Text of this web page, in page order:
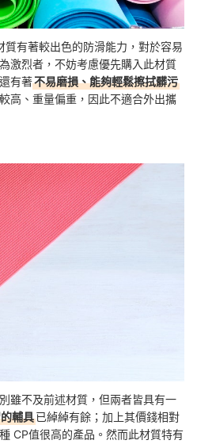
質有著較出色的防滑能力，對於容易
激烈者，不妨考慮優先購入此材質
有著不易磨損、能夠輕鬆擦拭髒污
高、重量偏重，因此不適合外出攜
雖不及前述材質，但兩者皆具有一
輔具已綽綽有餘；加上其價錢相對
CP值很高的產品。然而此材質特有